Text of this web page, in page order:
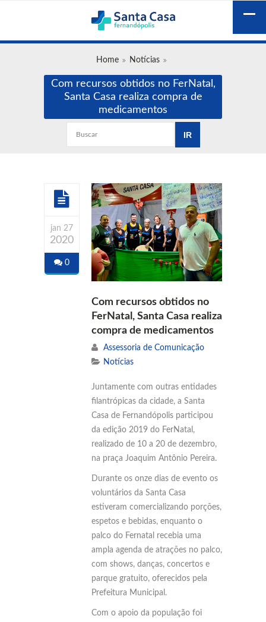
Home Notícias
Com recursos obtidos no FerNatal,
Santa Casa realiza compra de
medicamentos
jan 27
2020
0
Com recursos obtidos no
FerNatal, Santa Casa realiza
compra de medicamentos
Assessoria de Comunicação
Notícias
Juntamente com outras entidades
filantrópicas da cidade, a Santa
Casa de Fernandópolis participou
da edição 2019 do FerNatal,
realizado de 10 a 20 de dezembro,
na praça Joaquim Antônio Pereira.
Durante os onze dias de evento os
voluntários da Santa Casa
estiveram comercializando porções,
espetos e bebidas, enquanto o
palco do Fernatal recebia uma
ampla agenda de atrações no palco,
com shows, danças, concertos e
parque gratuito, oferecidos pela
Prefeitura Municipal.
Com o apoio da população foi